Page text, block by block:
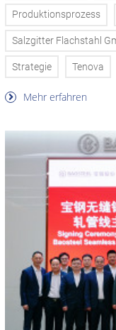
Produktionsprozess
Salzgitter Flachstahl
Strategie Tenova
Mehr erfahren